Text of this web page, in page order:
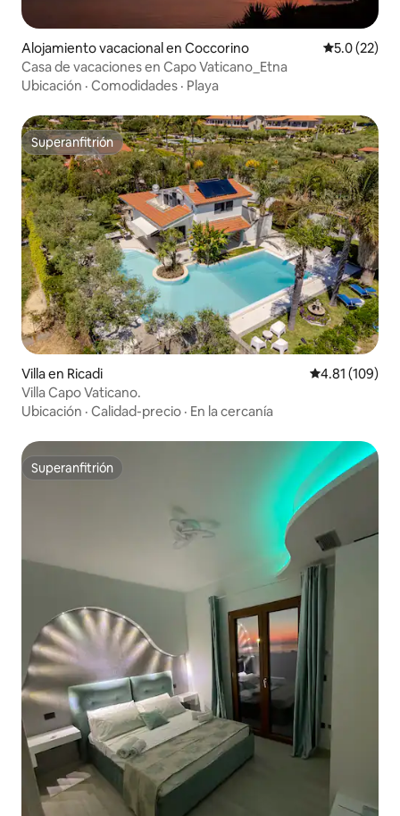
Alojamiento vacacional en Coccorino Calificación
5.0 (22)
Casa de vacaciones en Capo Vaticano_Etna
Ubicación · Comodidades · Playa
Superanfitrión
Superanfitrión
Villa en Ricadi Calificación
4.81 (109)
Villa Capo Vaticano.
Ubicación · Calidad-precio · En la cercanía
Superanfitrión
Superanfitrión